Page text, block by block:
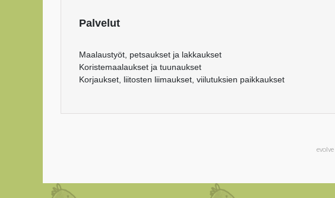
Palvelut
Maalaustyöt, petsaukset ja lakkaukset
Koristemaalaukset ja tuunaukset
Korjaukset, liitosten liimaukset, viilutuksien paikkaukset
evolve